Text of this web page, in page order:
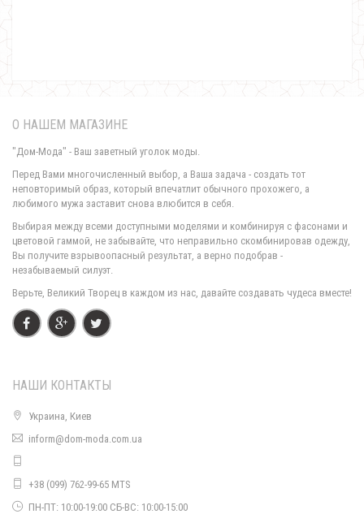
850.00грн.680.00грн.
Деловой костюм с юбкой и пиджаком
О НАШЕМ МАГАЗИНЕ
"Дом-Мода" - Ваш заветный уголок моды.
Перед Вами многочисленный выбор, а Ваша задача - создать тот
неповторимый образ, который впечатлит обычного прохожего, а
любимого мужа заставит снова влюбится в себя.
Выбирая между всеми доступными моделями и комбинируя с фасонами и
цветовой гаммой, не забывайте, что неправильно скомбинировав одежду,
Вы получите взрывоопасный результат, а верно подобрав -
незабываемый силуэт.
Верьте, Великий Творец в каждом из нас, давайте создавать чудеса вместе!
НАШИ КОНТАКТЫ
Украина, Киев
inform@dom-moda.com.ua
+38 (099) 762-99-65 MTS
ПН-ПТ: 10:00-19:00 СБ-ВС: 10:00-15:00